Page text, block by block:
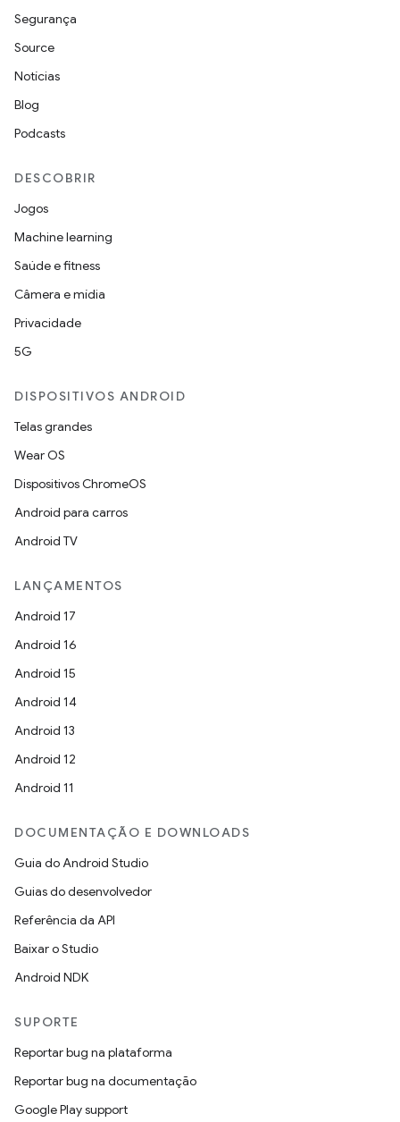
Segurança
Source
Notícias
Blog
Podcasts
DESCOBRIR
Jogos
Machine learning
Saúde e fitness
Câmera e mídia
Privacidade
5G
DISPOSITIVOS ANDROID
Telas grandes
Wear OS
Dispositivos ChromeOS
Android para carros
Android TV
LANÇAMENTOS
Android 17
Android 16
Android 15
Android 14
Android 13
Android 12
Android 11
DOCUMENTAÇÃO E DOWNLOADS
Guia do Android Studio
Guias do desenvolvedor
Referência da API
Baixar o Studio
Android NDK
SUPORTE
Reportar bug na plataforma
Reportar bug na documentação
Google Play support